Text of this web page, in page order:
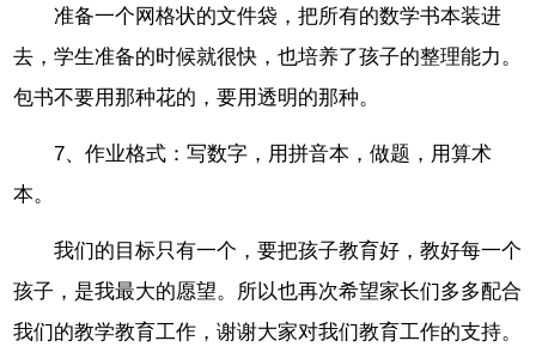
准备一个网格状的文件袋，把所有的数学书本装进
去，学生准备的时候就很快，也培养了孩子的整理能力。
包书不要用那种花的，要用透明的那种。
7、作业格式：写数字，用拼音本，做题，用算术
本。
我们的目标只有一个，要把孩子教育好，教好每一个
孩子，是我最大的愿望。所以也再次希望家长们多多配合
我们的教学教育工作，谢谢大家对我们教育工作的支持。